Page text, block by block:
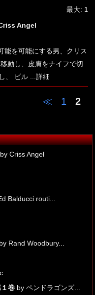
最大: 1
Angel
能を可能にする男、クリス
動し、皮膚をナイフで切
、 ビル ...詳細
≪ 1 2
by Criss Angel
Balducci routi...
Rand Woodbury...
巻 by ペンドラゴンズ...